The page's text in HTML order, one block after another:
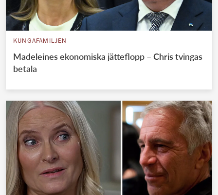
KUNGAFAMILJEN
Madeleines ekonomiska jätteflopp – Chris tvingas
betala